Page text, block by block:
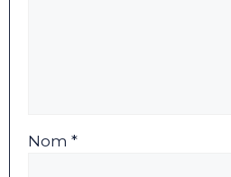
Nom *